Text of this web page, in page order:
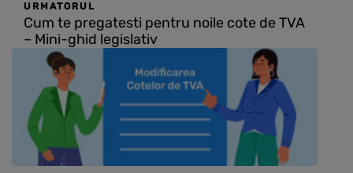
URMATORUL
Cum te pregatesti pentru noile cote de TVA
– Mini-ghid legislativ